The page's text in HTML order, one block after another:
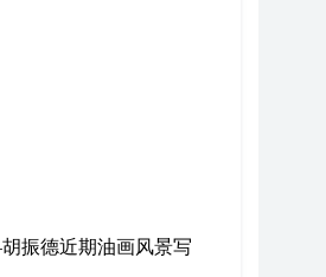
振德近期油画风景写